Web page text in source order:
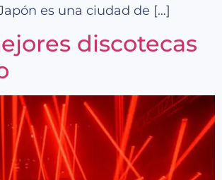
es una ciudad de […]
discotecas